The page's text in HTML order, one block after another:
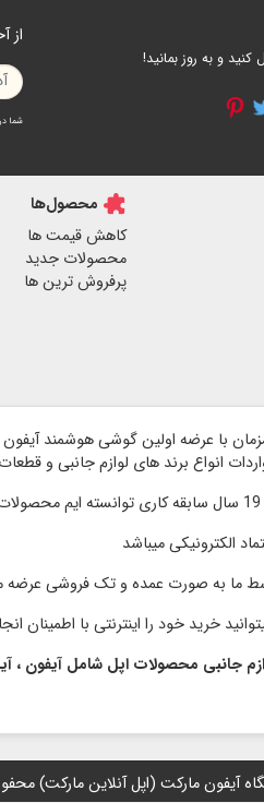
و به روز بمانید!
از
شما
extension محصول‌ها
کاهش قیمت ها
محصولات جدید
پرفروش ترین ها
انواع برند های لوازم جانبی و
الكترونیكی میباشد
ما به صورت عمده و تک فروشی
جانبی محصولات اپل شامل
مارکت (اپل آنلاین مارکت) محفوظ است